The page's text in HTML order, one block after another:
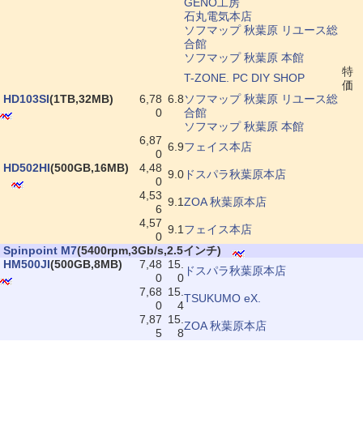
石丸電気本店
ソフマップ 秋葉原 リユース総
合館
ソフマップ 秋葉原 本館
T-ZONE. PC DIY SHOP
特
価
HD103SI(1TB,32MB)
6,78
0
6.8ソフマップ 秋葉原 リユース総
合館
ソフマップ 秋葉原 本館
6,87
0
6.9フェイス本店
HD502HI(500GB,16MB)
4,48
0
9.0 ドスパラ秋葉原本店
4,53
6
9.1ZOA 秋葉原本店
4,57
0
9.1 フェイス本店
Spinpoint M7(5400rpm,3Gb/s,2.5インチ)
HM500JI(500GB,8MB)
7,48
0
15.
0
ドスパラ秋葉原本店
7,68
0
15.
4
TSUKUMO eX.
7,87
5
15.
8
ZOA 秋葉原本店